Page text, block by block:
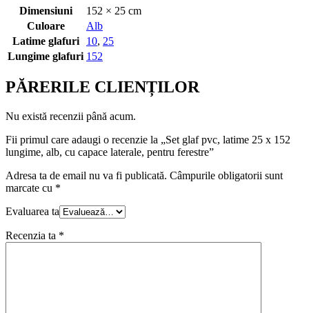
Dimensiuni
152 × 25 cm
Culoare
Alb
Latime glafuri
10, 25
Lungime glafuri 152
PĂRERILE CLIENȚILOR
Nu există recenzii până acum.
Fii primul care adaugi o recenzie la „Set glaf pvc, latime 25 x 152
lungime, alb, cu capace laterale, pentru ferestre”
Adresa ta de email nu va fi publicată. Câmpurile obligatorii sunt
marcate cu *
Evaluarea ta
Recenzia ta *